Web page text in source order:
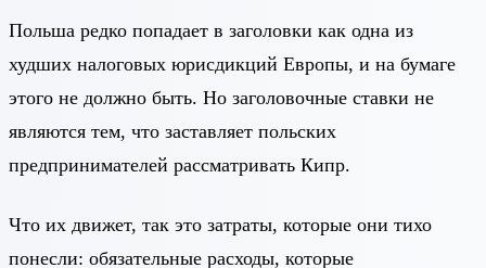
Польша редко попадает в заголовки как одна из
худших налоговых юрисдикций Европы, и на бумаге
этого не должно быть. Но заголовочные ставки не
являются тем, что заставляет польских
предпринимателей рассматривать Кипр.
Что их движет, так это затраты, которые они тихо
понесли: обязательные расходы, которые